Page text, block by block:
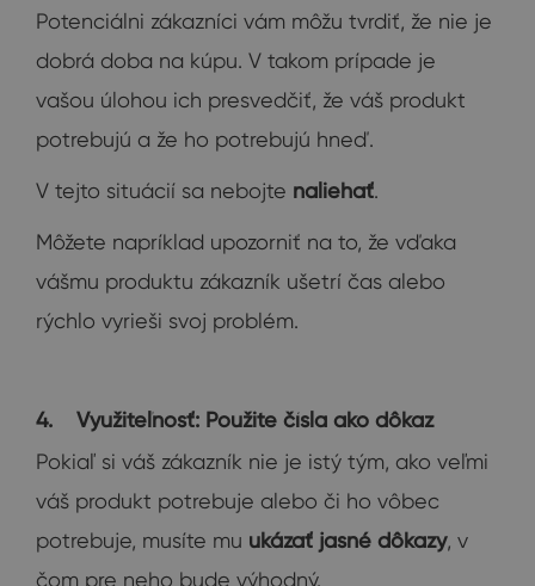
Potenciálni zákazníci vám môžu tvrdiť, že nie je
dobrá doba na kúpu. V takom prípade je
vašou úlohou ich presvedčiť, že váš produkt
potrebujú a že ho potrebujú hneď.
V tejto situácií sa nebojte naliehať.
Môžete napríklad upozorniť na to, že vďaka
vášmu produktu zákazník ušetrí čas alebo
rýchlo vyrieši svoj problém.
4. Využiteľnosť: Použite čísla ako dôkaz
Pokiaľ si váš zákazník nie je istý tým, ako veľmi
váš produkt potrebuje alebo či ho vôbec
potrebuje, musíte mu ukázať jasné dôkazy, v
čom pre neho bude výhodný.